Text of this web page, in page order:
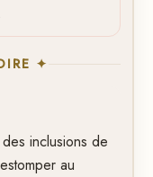
✦
inclusions de
au